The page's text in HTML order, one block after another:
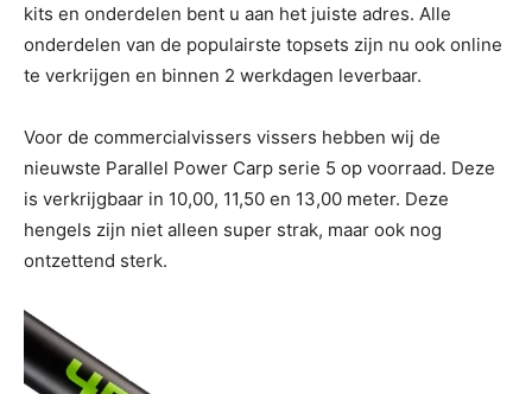
kits en onderdelen bent u aan het juiste adres. Alle
onderdelen van de populairste topsets zijn nu ook online
te verkrijgen en binnen 2 werkdagen leverbaar.
Voor de commercialvissers vissers hebben wij de
nieuwste Parallel Power Carp serie 5 op voorraad. Deze
is verkrijgbaar in 10,00, 11,50 en 13,00 meter. Deze
hengels zijn niet alleen super strak, maar ook nog
ontzettend sterk.